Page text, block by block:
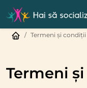
Termeni și condiții
Termeni